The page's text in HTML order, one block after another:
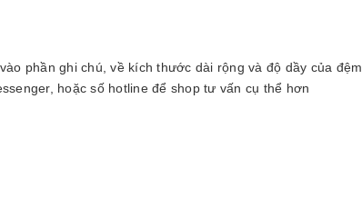
phần ghi chú, về kích thước dài rộng và độ dầy của đệm
hoặc số hotline để shop tư vấn cụ thể hơn